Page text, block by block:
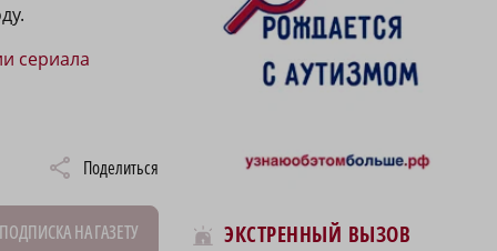
сериала
Поделиться
ПОДПИСКА НА ГАЗЕТУ ЭКСТРЕННЫЙ ВЫЗОВ